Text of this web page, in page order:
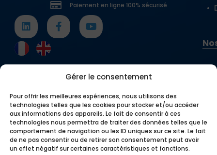
Gérer le consentement
Pour offrir les meilleures expériences, nous utilisons des
technologies telles que les cookies pour stocker et/ou accéder
aux informations des appareils. Le fait de consentir à ces
technologies nous permettra de traiter des données telles que le
comportement de navigation ou les ID uniques sur ce site. Le fait
de ne pas consentir ou de retirer son consentement peut avoir
un effet négatif sur certaines caractéristiques et fonctions.
Paiement en ligne 100% sécurisé